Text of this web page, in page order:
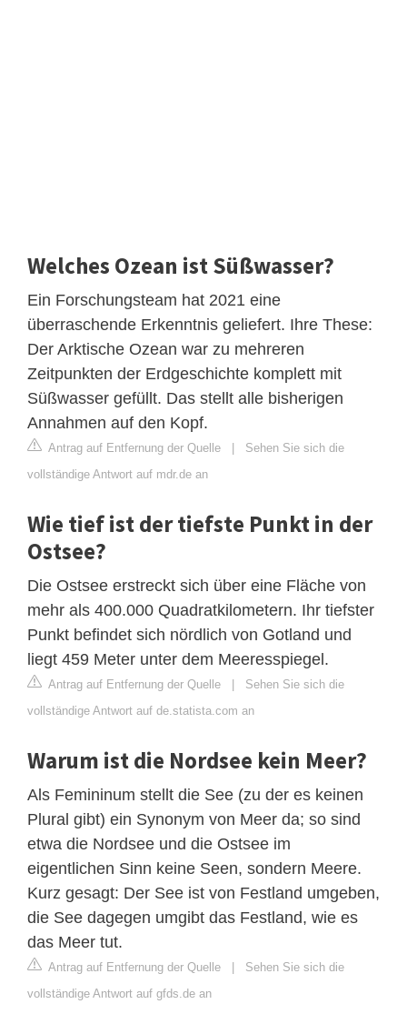
Welches Ozean ist Süßwasser?
Ein Forschungsteam hat 2021 eine
überraschende Erkenntnis geliefert. Ihre These:
Der Arktische Ozean war zu mehreren
Zeitpunkten der Erdgeschichte komplett mit
Süßwasser gefüllt. Das stellt alle bisherigen
Annahmen auf den Kopf.
Antrag auf Entfernung der Quelle | Sehen Sie sich die
vollständige Antwort auf mdr.de an
Wie tief ist der tiefste Punkt in der
Ostsee?
Die Ostsee erstreckt sich über eine Fläche von
mehr als 400.000 Quadratkilometern. Ihr tiefster
Punkt befindet sich nördlich von Gotland und
liegt 459 Meter unter dem Meeresspiegel.
Antrag auf Entfernung der Quelle | Sehen Sie sich die
vollständige Antwort auf de.statista.com an
Warum ist die Nordsee kein Meer?
Als Femininum stellt die See (zu der es keinen
Plural gibt) ein Synonym von Meer da; so sind
etwa die Nordsee und die Ostsee im
eigentlichen Sinn keine Seen, sondern Meere.
Kurz gesagt: Der See ist von Festland umgeben,
die See dagegen umgibt das Festland, wie es
das Meer tut.
Antrag auf Entfernung der Quelle | Sehen Sie sich die
vollständige Antwort auf gfds.de an